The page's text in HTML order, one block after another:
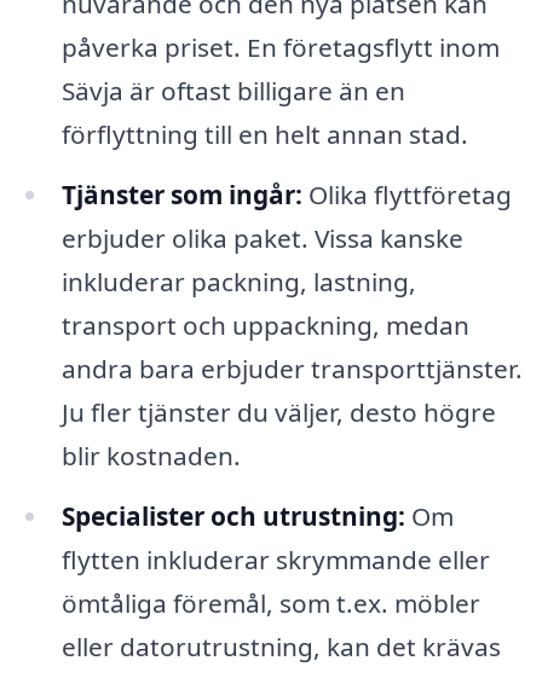
påverka priset. En företagsflytt inom
Sävja är oftast billigare än en
förflyttning till en helt annan stad.
Tjänster som ingår: Olika flyttföretag
erbjuder olika paket. Vissa kanske
inkluderar packning, lastning,
transport och uppackning, medan
andra bara erbjuder transporttjänster.
Ju fler tjänster du väljer, desto högre
blir kostnaden.
Specialister och utrustning: Om
flytten inkluderar skrymmande eller
ömtåliga föremål, som t.ex. möbler
eller datorutrustning, kan det krävas